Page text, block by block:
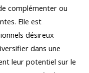
complémenter ou
Elle est
désireux
dans une
leur potentiel sur le